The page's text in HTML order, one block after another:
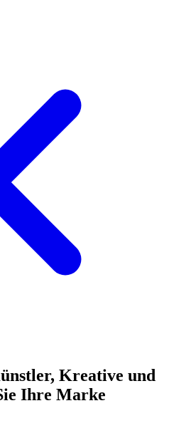
Kreative und
Ihre Marke